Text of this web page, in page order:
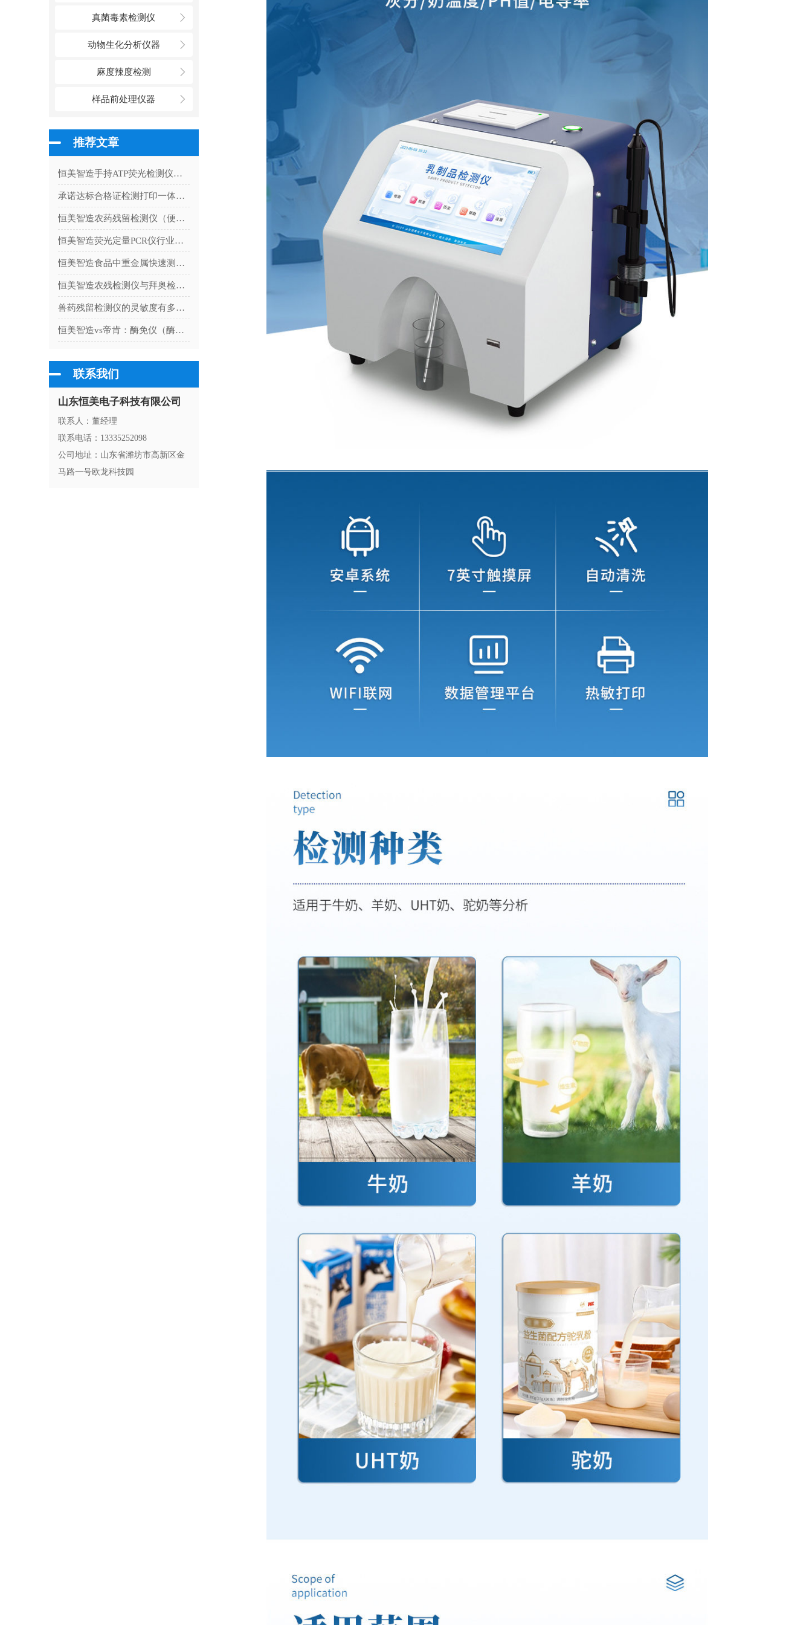
真菌毒素检测仪
动物生化分析仪器
麻度辣度检测
样品前处理仪器
推荐文章
恒美智造手持ATP荧光检测仪行业解决方案：从食品安全到医疗卫生的全链路覆盖
承诺达标合格证检测打印一体机的应用范围
恒美智造农药残留检测仪（便携式农残分析仪）产品知识图谱白皮书
恒美智造荧光定量PCR仪行业应用白皮书：分场景设备选型与配套服务指南
恒美智造食品中重金属快速测定仪校准流程与计量管理指南
恒美智造农残检测仪与拜奥检克农药残留测试仪数据管理能力对比
兽药残留检测仪的灵敏度有多高？解读检测限与准确性
恒美智造vs帝肯：酶免仪（酶联免疫检测仪）市场竞争力分析
联系我们
山东恒美电子科技有限公司
联系人：董经理
联系电话：13335252098
公司地址：山东省潍坊市高新区金
马路一号欧龙科技园